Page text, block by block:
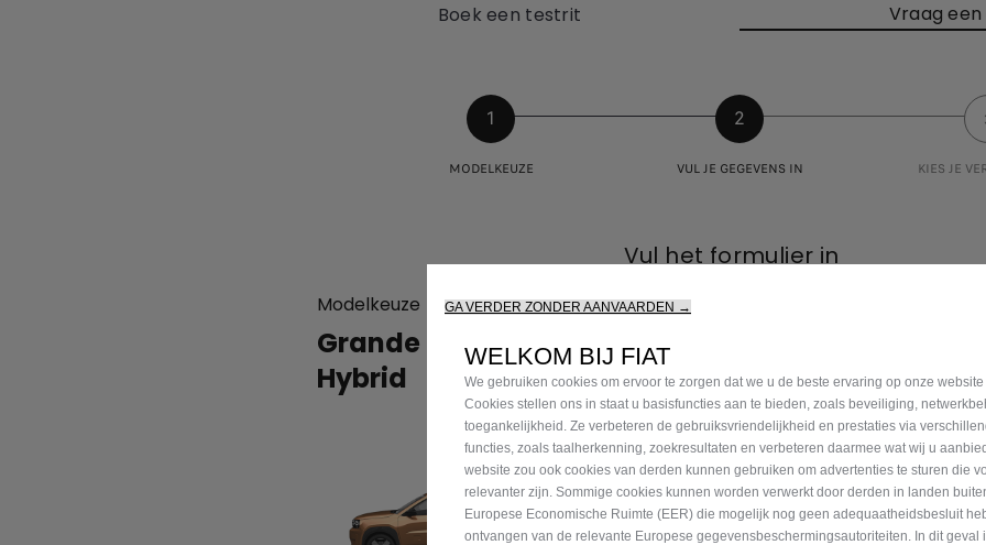
Boek een testrit Vraag
1
MODELKEUZE
2
VUL JE GEGEVENS IN KIES JE
Vul het formulier in
Modelkeuze
Grande Panda
Hybrid
Voornaam*
E-mail* GSM*
Vul je postcode of volledig adres in*
GA VERDER ZONDER AANVAARDEN →
WELKOM BIJ FIAT
We gebruiken cookies om ervoor te zorgen dat we u de beste ervaring op onze website
Cookies stellen ons in staat u basisfuncties aan te bieden, zoals beveiliging,
toegankelijkheid. Ze verbeteren de gebruiksvriendelijkheid en prestaties via
functies, zoals taalherkenning, zoekresultaten en verbeteren daarmee wat wij u
website zou ook cookies van derden kunnen gebruiken om advertenties te sturen die
relevanter zijn. Sommige cookies kunnen worden verwerkt door derden in landen
Europese Economische Ruimte (EER) die mogelijk nog geen adequaatheidsbesluit
ontvangen van de relevante Europese gegevensbeschermingsautoriteiten. In dit geval